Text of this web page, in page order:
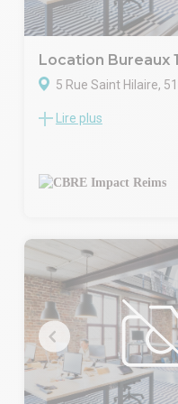
Location Bureaux
5 Rue Saint Hilaire,
En rez-de-chaussée
Sanitaires privatifs
Cave en 2e sous-sol
Lire plus